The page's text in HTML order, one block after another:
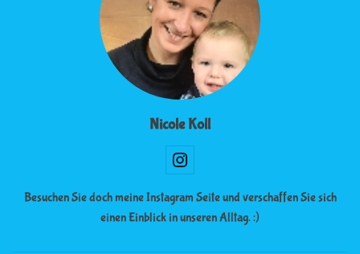
Nicole Koll
Besuchen Sie doch meine Instagram Seite und verschaffen Sie sich
einen Einblick in unseren Alltag. :)